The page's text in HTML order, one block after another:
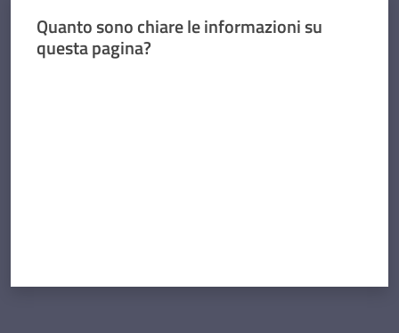
Quanto sono chiare le informazioni su
questa pagina?